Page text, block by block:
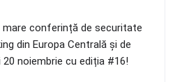
mare conferință de securitate
din Europa Centrală și de
20 noiembrie cu ediția #16!